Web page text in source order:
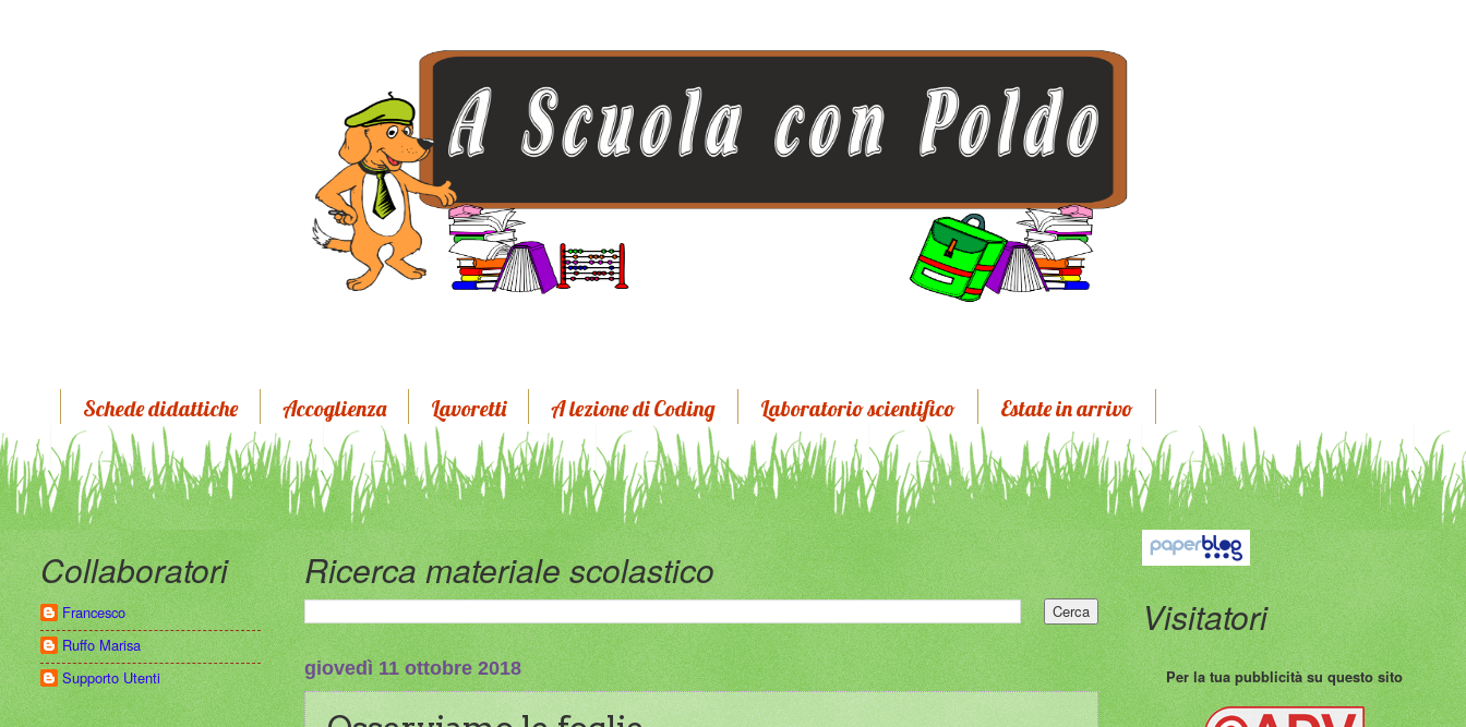
Schede didattiche Accoglienza Lavoretti A lezione di Coding Laboratorio scientifico Estate in arrivo
Ricerca materiale scolastico
giovedì 11 ottobre 2018
Collaboratori
Francesco
Ruffo Marisa
Supporto Utenti
Visitatori
Per la tua pubblicità su questo sito